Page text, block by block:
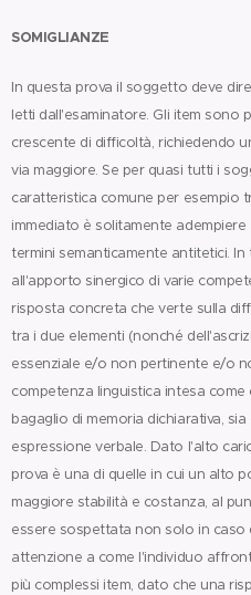
SOMIGLIANZE
In questa prova il soggetto deve
letti dall'esaminatore. Gli item sono
crescente di difficoltà, richiedendo
via maggiore. Se per quasi tutti i
caratteristica comune per esempio
immediato è solitamente
termini semanticamente antitetici.
all'apporto sinergico di varie
risposta concreta che verte sulla
tra i due elementi (nonché
essenziale e/o non pertinente e/o
competenza linguistica intesa
bagaglio di memoria dichiarativa,
espressione verbale. Dato l'alto
prova è una di quelle in cui un alto
maggiore stabilità e costanza, al
essere sospettata non solo in
attenzione a come l'individuo
più complessi item, dato che una